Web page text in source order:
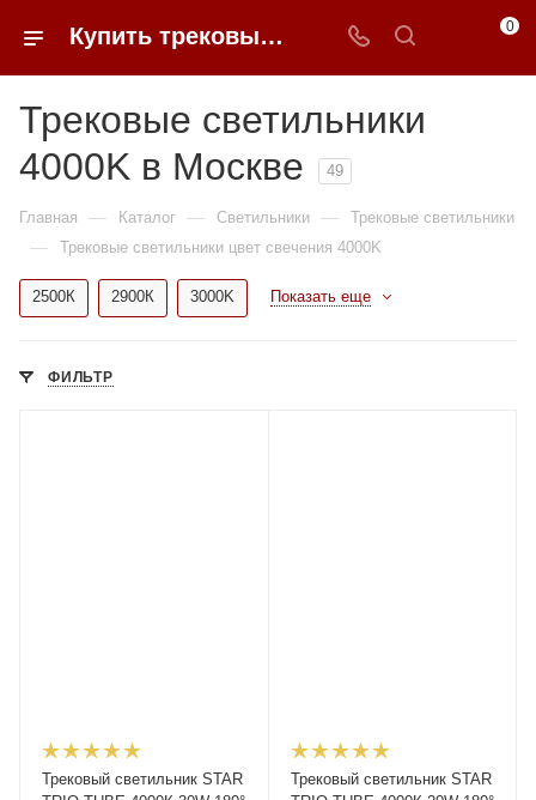
Купить трековые светильники 4000K недорого в Москве | 0FFER 0
Трековые светильники
4000K в Москве
49
Главная — Каталог — Светильники — Трековые светильники
— Трековые светильники цвет свечения 4000K
2500К 2900К 3000K Показать еще
ФИЛЬТР
Трековый светильник STAR
Трековый светильник STAR